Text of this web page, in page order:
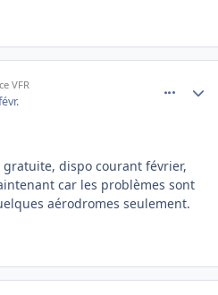
VFR
dispo courant février,
car les problèmes sont
aérodromes seulement.